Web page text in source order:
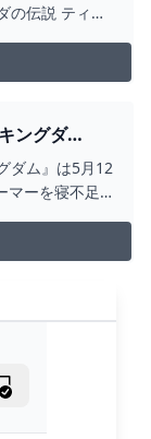
の伝説 ティア
ングダ
ダム』は5月12
マーを寝不足
間未満でスタ
猛者が（何人